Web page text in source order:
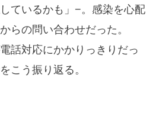
ているかも」−。感染を心配
らの問い合わせだった。
話対応にかかりっきりだっ
こう振り返る。